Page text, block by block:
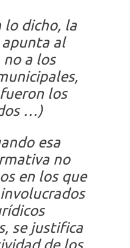
lo dicho, la
al
a los
los
…)
esa
no
en los que
se justifica
de los